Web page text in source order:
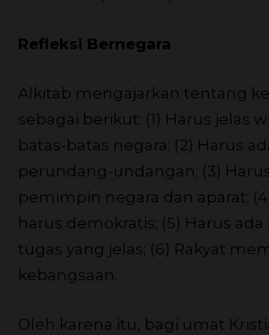
Refleksi Bernegara
Alkitab mengajarkan tentang
sebagai berikut: (1) Harus jelas
batas-batas negara; (2) Harus
perundang-undangan; (3)
pemimpin negara dan aparat;
harus demokratis; (5) Harus
tugas yang jelas; (6) Rakyat
kebangsaan.
Oleh karena itu, bagi umat